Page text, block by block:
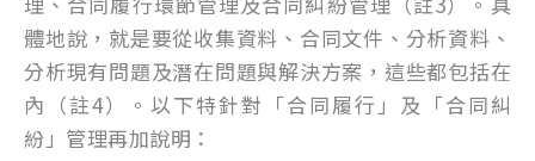
體地說，就是要從收集資料、合同文件、分析資料、
分析現有問題及潛在問題與解決方案，這些都包括在
內（註4）。以下特針對「合同履行」及「合同糾
紛」管理再加說明：